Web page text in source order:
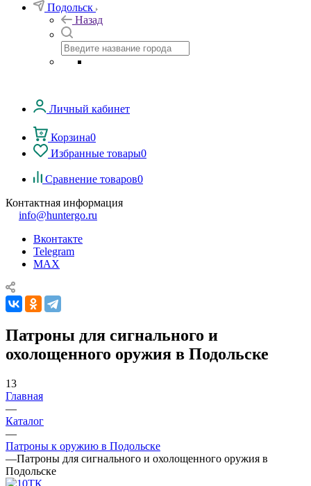
Подольск
Назад
Личный кабинет
Корзина0
Избранные товары0
Сравнение товаров0
Контактная информация
info@huntergo.ru
Вконтакте
Telegram
MAX
Патроны для сигнального и
охолощенного оружия в Подольске
13
Главная
—
Каталог
—
Патроны к оружию в Подольске
—Патроны для сигнального и охолощенного оружия в
Подольске